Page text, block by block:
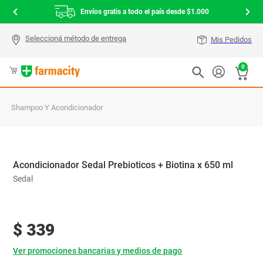
Envíos gratis a todo el país desde $1.000
Mis Pedidos
0
Shampoo Y Acondicionador
Acondicionador Sedal Prebioticos + Biotina x 650 ml
Sedal
$ 339
Ver promociones bancarias y medios de pago